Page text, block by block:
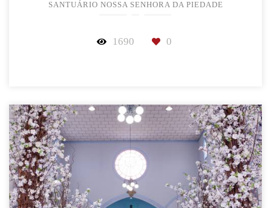
SANTUÁRIO NOSSA SENHORA DA PIEDADE
1690 0